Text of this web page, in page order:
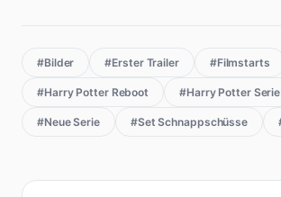
#Bilder #Erster Trailer #Filmstarts
#Harry Potter Reboot #Harry Potter Serie
#Neue Serie #Set Schnappschüsse